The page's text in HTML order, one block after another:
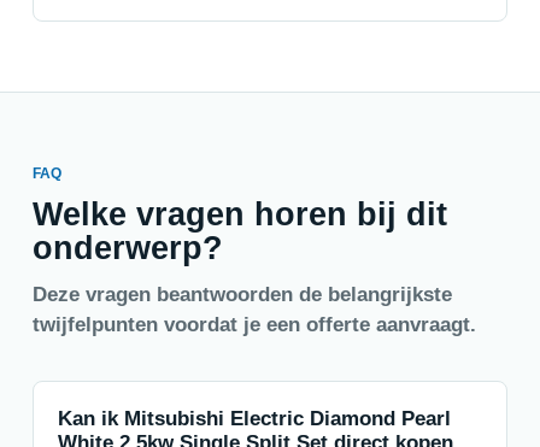
FAQ
Welke vragen horen bij dit
onderwerp?
Deze vragen beantwoorden de belangrijkste
twijfelpunten voordat je een offerte aanvraagt.
Kan ik Mitsubishi Electric Diamond Pearl
White 2 5kw Single Split Set direct kopen